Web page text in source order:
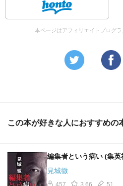
本ページはアフィリエイトプログ
この本が好きな人におすすめの
編集者という病い (集
見城徹
457 3.66 51